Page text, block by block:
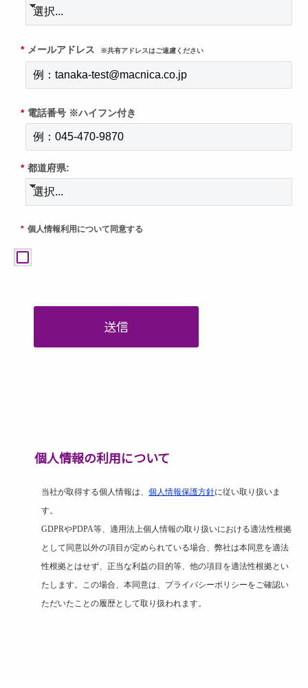
* メールアドレス ※共有アドレスはご遠慮ください
* 電話番号 ※ハイフン付き
* 都道府県:
* 個人情報利用について同意する
送信
個人情報の利用について
当社が取得する個人情報は、 個人情報保護方針に従い取り扱いま
す。
GDPRやPDPA等、適用法上個人情報の取り扱いにおける適法性根拠
として同意以外の項目が定められている場合、弊社は本同意を適法
性根拠とはせず、正当な利益の目的等、他の項目を適法性根拠とい
たします。この場合、本同意は、プライバシーポリシーをご確認い
ただいたことの履歴として取り扱われます。